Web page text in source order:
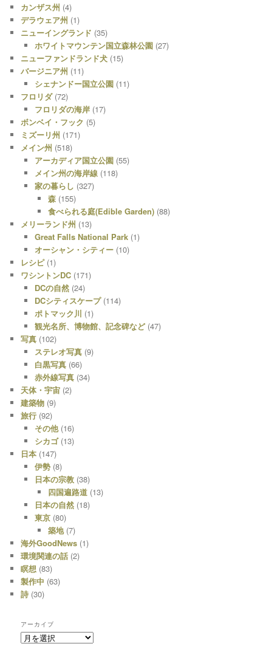
カンザス州 (4)
デラウェア州 (1)
ニューイングランド (35)
ホワイトマウンテン国立森林公園(27)
ニューファンドランド犬 (15)
バージニア州 (11)
シェナンドー国立公園(11)
フロリダ(72)
フロリダの海岸(17)
ボンベイ・フック (5)
ミズーリ州 (171)
メイン州 (518)
アーカディア国立公園(55)
メイン州の海岸線(118)
家の暮らし (327)
森 (155)
食べられる庭(Edible Garden) (88)
メリーランド州 (13)
Great Falls National Park(1)
オーシャン・シティー(10)
レシピ(1)
ワシントンDC (171)
DCの自然(24)
DCシティスケープ(114)
ポトマック川 (1)
観光名所、博物館、記念碑など(47)
写真 (102)
ステレオ写真(9)
白黒写真(66)
赤外線写真(34)
天体・宇宙 (2)
建築物 (9)
旅行 (92)
その他(16)
シカゴ(13)
日本 (147)
伊勢(8)
日本の宗教(38)
四国遍路道 (13)
日本の自然(18)
東京(80)
築地(7)
海外GoodNews (1)
環境関連の話 (2)
瞑想 (83)
製作中 (63)
詩 (30)
アーカイブ
ア